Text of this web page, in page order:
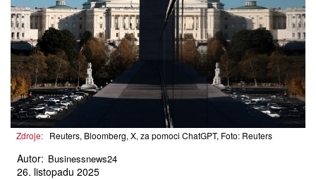
Zdroje: Reuters, Bloomberg, X, za pomoci ChatGPT, Foto: Reuters
Autor: Businessnews24
26. listopadu 2025